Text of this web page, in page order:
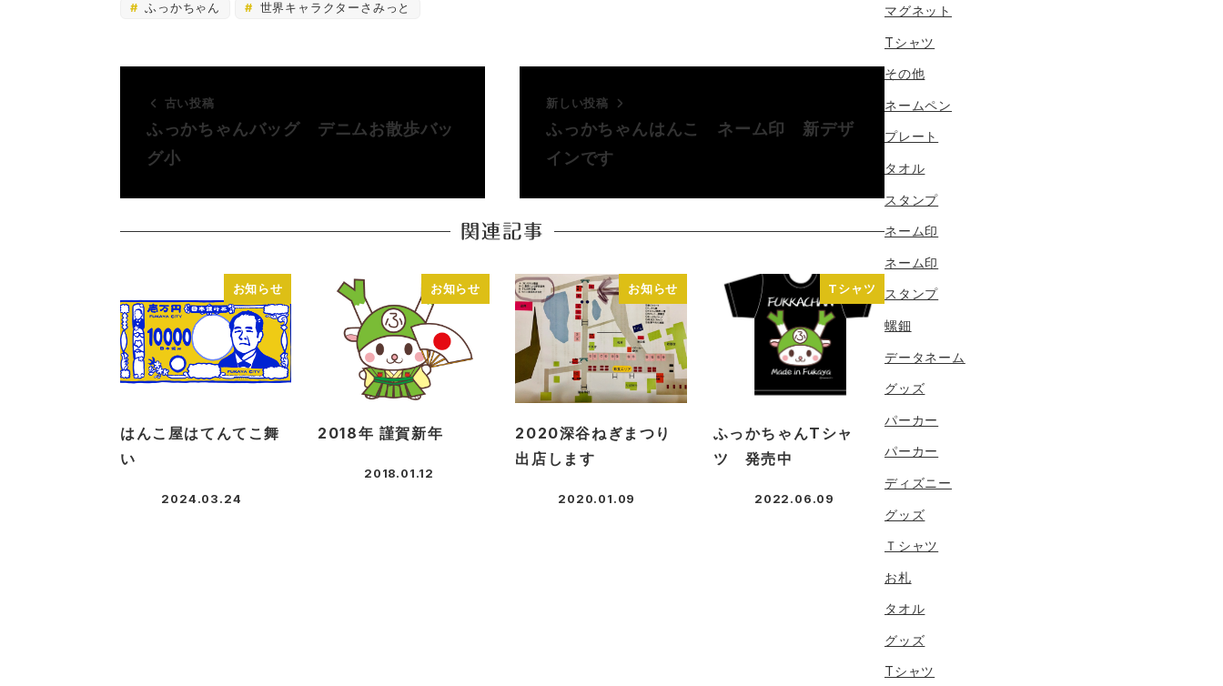
ふっかちゃん 世界キャラクターさみっと
古い投稿
ふっかちゃんバッグ デニムお散歩バッ
グ小
新しい投稿
ふっかちゃんはんこ ネーム印 新デザ
インです
関連記事
お知らせ
はんこ屋はてんてこ舞
い
2024.03.24
お知らせ
2018年 謹賀新年
2018.01.12
お知らせ
2020深谷ねぎまつり
出店します
2020.01.09
Tシャツ
ふっかちゃんTシャ
ツ 発売中
2022.06.09
マグネット
Tシャツ
その他
ネームペン
プレート
タオル
スタンプ
ネーム印
ネーム印
スタンプ
螺鈿
データネーム
グッズ
パーカー
パーカー
ディズニー
グッズ
Ｔシャツ
お札
タオル
グッズ
Tシャツ